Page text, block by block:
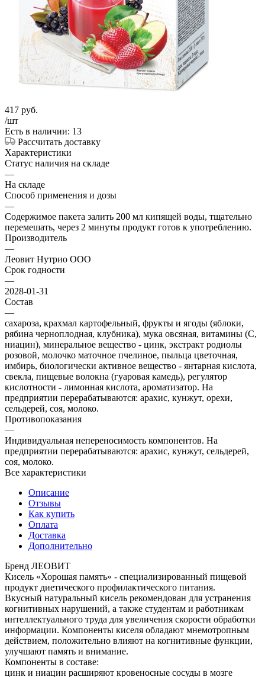
417 руб.
/шт
Есть в наличии: 13
Рассчитать доставку
Характеристики
Статус наличия на складе
—
На складе
Способ применения и дозы
—
Содержимое пакета залить 200 мл кипящей воды, тщательно
перемешать, через 2 минуты продукт готов к употреблению.
Производитель
—
Леовит Нутрио ООО
Срок годности
—
2028-01-31
Состав
—
сахароза, крахмал картофельный, фрукты и ягоды (яблоки,
рябина черноплодная, клубника), мука овсяная, витамины (С,
ниацин), минеральное вещество - цинк, экстракт родиолы
розовой, молочко маточное пчелиное, пыльца цветочная,
имбирь, биологически активное вещество - янтарная кислота,
свекла, пищевые волокна (гуаровая камедь), регулятор
кислотности - лимонная кислота, ароматизатор. На
предприятии перерабатываются: арахис, кунжут, орехи,
сельдерей, соя, молоко.
Противопоказания
—
Индивидуальная непереносимость компонентов. На
предприятии перерабатываются: арахис, кунжут, сельдерей,
соя, молоко.
Все характеристики
Описание
Отзывы
Как купить
Оплата
Доставка
Дополнительно
Бренд ЛЕОВИТ
Кисель «Хорошая память» - специализированный пищевой
продукт диетического профилактического питания.
Вкусный натуральный кисель рекомендован для устранения
когнитивных нарушений, а также студентам и работникам
интеллектуального труда для увеличения скорости обработки
информации. Компоненты киселя обладают мнемотропным
действием, положительно влияют на когнитивные функции,
улучшают память и внимание.
Компоненты в составе:
цинк и ниацин расширяют кровеносные сосуды в мозге